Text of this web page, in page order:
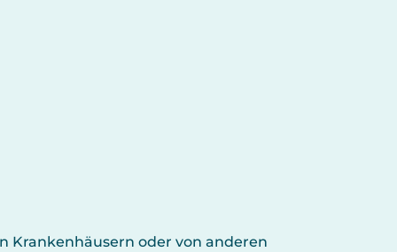
Krankenhäusern oder von anderen